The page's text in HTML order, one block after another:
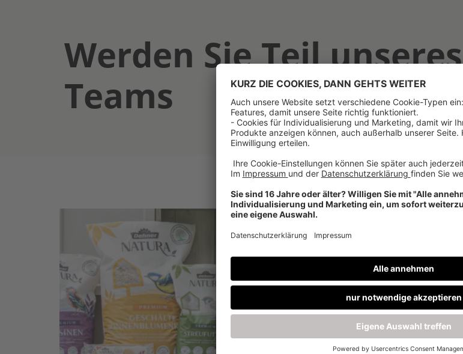
Werden Sie Teil unseres
Teams